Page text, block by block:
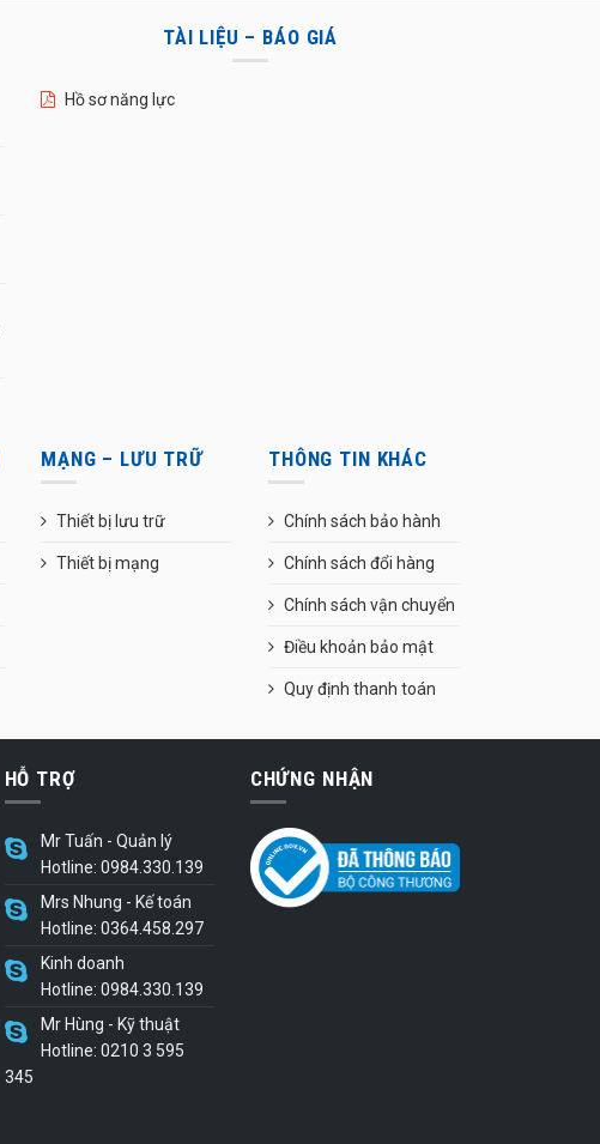
TÀI LIỆU – BÁO GIÁ
Hồ sơ năng lực
MẠNG – LƯU TRỮ
Thiết bị lưu trữ
Thiết bị mạng
THÔNG TIN KHÁC
Chính sách bảo hành
Chính sách đổi hàng
Chính sách vận chuyển
Điều khoản bảo mật
Quy định thanh toán
HỖ TRỢ
Mr Tuấn - Quản lý
Hotline: 0984.330.139
Mrs Nhung - Kế toán
Hotline: 0364.458.297
Kinh doanh
Hotline: 0984.330.139
Mr Hùng - Kỹ thuật
Hotline: 0210 3 595
345
CHỨNG NHẬN